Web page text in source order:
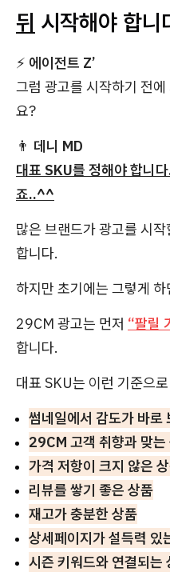
뒤 시작해야 합니
⚡ 에이전트 Z’
그럼 광고를 시작하기 전
요?
👨 데니 MD
대표 SKU를 정해야 합니
죠..^^
많은 브랜드가 광고를 시
합니다.
하지만 초기에는 그렇게
29CM 광고는 먼저 “팔릴
합니다.
대표 SKU는 이런 기준으
썸네일에서 감도가 바로
29CM 고객 취향과 맞는
가격 저항이 크지 않은
리뷰를 쌓기 좋은 상품
재고가 충분한 상품
상세페이지가 설득력 있
시즌 키워드와 연결되는